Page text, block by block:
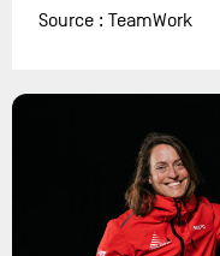
Source : TeamWork